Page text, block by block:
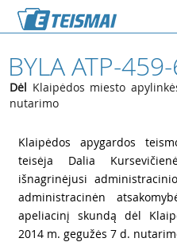
BYLA ATP-
Dėl Klaipėdos miesto
nutarimo
Klaipėdos apygardos
teisėja Dalia
išnagrinėjusi
administracinėn
apeliacinį skundą dėl
2014 m. gegužės 7 d.